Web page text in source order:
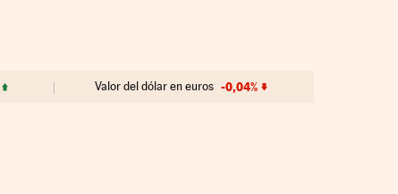
Valor del dólar en euros -0,04%